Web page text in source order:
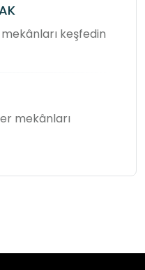
keşfedin
mekânları